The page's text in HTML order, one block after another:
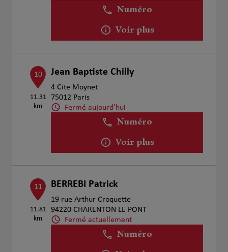
Numéro
Voir plus
10
11.31
km
Jean Baptiste Chilly
4 Cite Moynet
75012 Paris
Fermé aujourd'hui
Numéro
Voir plus
11
11.81
km
BERREBI Patrick
19 rue Arthur Croquette
94220 CHARENTON LE PONT
Fermé actuellement
Numéro